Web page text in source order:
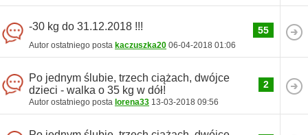
-30 kg do 31.12.2018 !!!
Autor ostatniego posta kaczuszka20 06-04-2018 01:06
55
Po jednym ślubie, trzech ciążach, dwójce
dzieci - walka o 35 kg w dół!
Autor ostatniego posta lorena33 13-03-2018 09:56
2